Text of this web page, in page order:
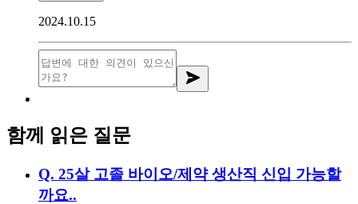
2024.10.15
함께 읽은 질문
Q. 25살 고졸 바이오/제약 생산직 신입 가능할
까요..